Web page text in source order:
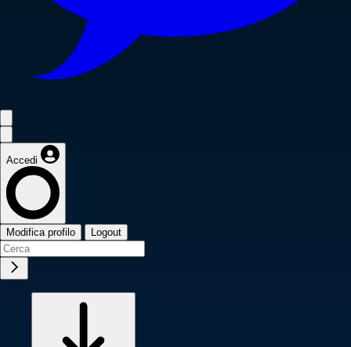
Accedi
Modifica profilo Logout